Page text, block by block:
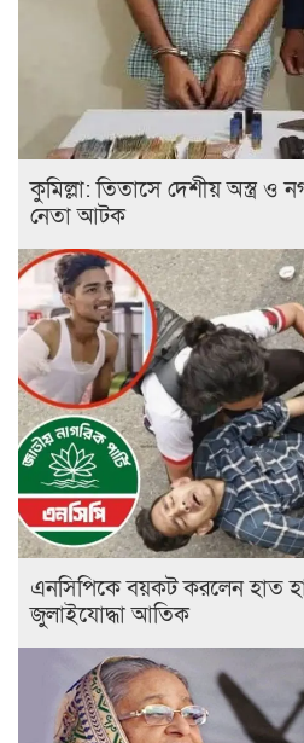
কুমিল্লা: তিতাসে দেশীয় অস্ত্র ও
নেতা আটক
এনসিপিকে বয়কট করলেন হাত
জুলাইযোদ্ধা আতিক